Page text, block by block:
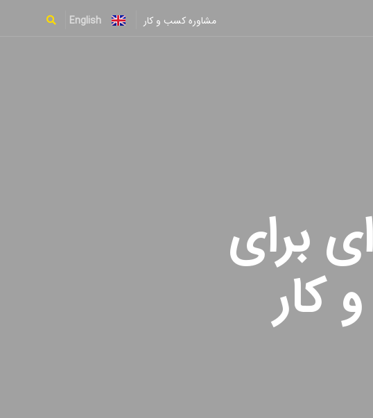
مشاوره کسب و کار English
برای
کار